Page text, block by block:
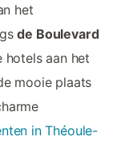
het
de Boulevard
hotels aan het
mooie plaats
in Théoule-